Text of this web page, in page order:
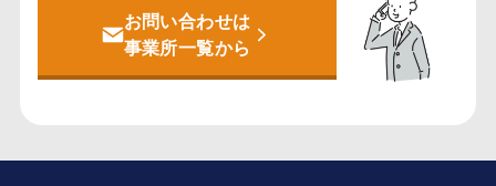
お問い合わせは
事業所一覧から